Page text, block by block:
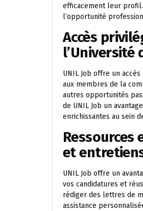
efficacement leur profil.
l’opportunité
Accès
l’Université
UNIL Job offre un
aux membres de la
autres opportunités
de UNIL Job un
enrichissantes au sein
et
UNIL Job offre un
vos candidatures et
rédiger des lettres de
assistance